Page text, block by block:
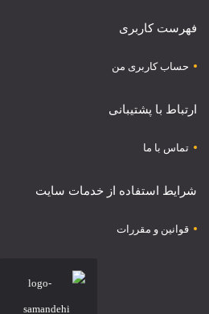
فهرست کاربری
حساب کاربری من
ارتباط با پشتیبانی
تماس با ما
شرایط استفاده از خدمات سایت
قوانین و مقررات